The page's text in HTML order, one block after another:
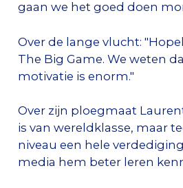
gaan we het goed doen
Over de lange vlucht:
The Big Game. We weten
motivatie is enorm."
Over zijn ploegmaat
is van wereldklasse, maar
niveau een hele
media hem beter leren